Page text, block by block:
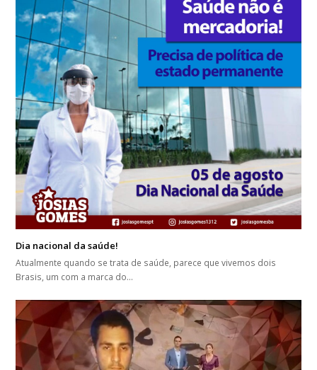
Dia nacional da saúde!
Atualmente quando se trata de saúde, parece que vivemos dois
Brasis, um com a marca do…